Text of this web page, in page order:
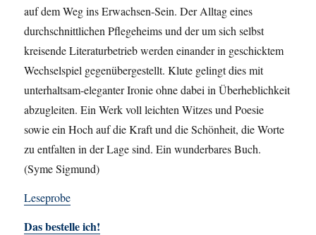
auf dem Weg ins Erwachsen-Sein. Der Alltag eines
durchschnittlichen Pflegeheims und der um sich selbst
kreisende Literaturbetrieb werden einander in geschicktem
Wechselspiel gegenübergestellt. Klute gelingt dies mit
unterhaltsam-eleganter Ironie ohne dabei in Überheblichkeit
abzugleiten. Ein Werk voll leichten Witzes und Poesie
sowie ein Hoch auf die Kraft und die Schönheit, die Worte
zu entfalten in der Lage sind. Ein wunderbares Buch.
(Syme Sigmund)
Leseprobe
Das bestelle ich!